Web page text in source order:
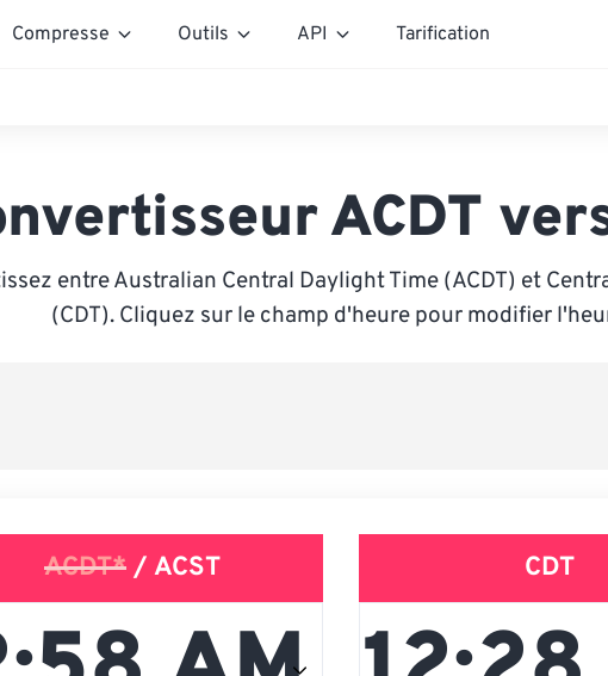
Compresse Outils API Tarification
ACDT
entre Australian Central Daylight Time (ACDT) et
(CDT). Cliquez sur le champ d'heure pour modifier
ACDT* / ACST CDT